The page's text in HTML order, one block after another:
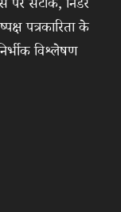
पर सटीक, निडर
पत्रकारिता के
विश्लेषण